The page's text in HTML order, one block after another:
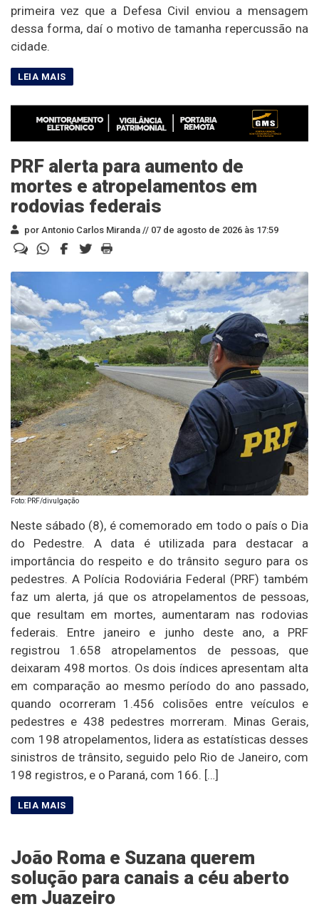
primeira vez que a Defesa Civil enviou a mensagem
dessa forma, daí o motivo de tamanha repercussão na
cidade.
PRF alerta para aumento de
mortes e atropelamentos em
rodovias federais
por Antonio Carlos Miranda // 07 de agosto de 2026 às 17:59
Foto: PRF/divulgação
Neste sábado (8), é comemorado em todo o país o Dia
do Pedestre. A data é utilizada para destacar a
importância do respeito e do trânsito seguro para os
pedestres. A Polícia Rodoviária Federal (PRF) também
faz um alerta, já que os atropelamentos de pessoas,
que resultam em mortes, aumentaram nas rodovias
federais. Entre janeiro e junho deste ano, a PRF
registrou 1.658 atropelamentos de pessoas, que
deixaram 498 mortos. Os dois índices apresentam alta
em comparação ao mesmo período do ano passado,
quando ocorreram 1.456 colisões entre veículos e
pedestres e 438 pedestres morreram. Minas Gerais,
com 198 atropelamentos, lidera as estatísticas desses
sinistros de trânsito, seguido pelo Rio de Janeiro, com
198 registros, e o Paraná, com 166. […]
João Roma e Suzana querem
solução para canais a céu aberto
em Juazeiro